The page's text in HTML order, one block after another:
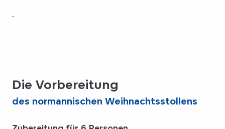
.
Die Vorbereitung
des normannischen Weihnachtsstollens